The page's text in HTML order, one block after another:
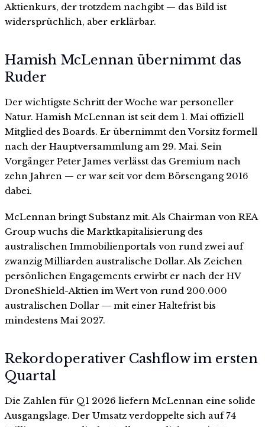
Aktienkurs, der trotzdem nachgibt — das Bild ist
widersprüchlich, aber erklärbar.
Hamish McLennan übernimmt das
Ruder
Der wichtigste Schritt der Woche war personeller
Natur. Hamish McLennan ist seit dem 1. Mai offiziell
Mitglied des Boards. Er übernimmt den Vorsitz formell
nach der Hauptversammlung am 29. Mai. Sein
Vorgänger Peter James verlässt das Gremium nach
zehn Jahren — er war seit vor dem Börsengang 2016
dabei.
McLennan bringt Substanz mit. Als Chairman von REA
Group wuchs die Marktkapitalisierung des
australischen Immobilienportals von rund zwei auf
zwanzig Milliarden australische Dollar. Als Zeichen
persönlichen Engagements erwirbt er nach der HV
DroneShield-Aktien im Wert von rund 200.000
australischen Dollar — mit einer Haltefrist bis
mindestens Mai 2027.
Rekordoperativer Cashflow im ersten
Quartal
Die Zahlen für Q1 2026 liefern McLennan eine solide
Ausgangslage. Der Umsatz verdoppelte sich auf 74